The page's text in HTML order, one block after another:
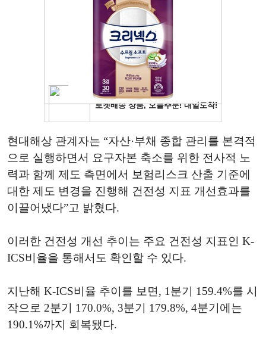
현대해상 관계자는 “자산·부채 종합 관리를 본격적
으로 실행하면서 요구자본 축소를 위한 전사적 노
력과 함께 제도 측면에서 보험리스크 산출 기준에
대한 제도 변경을 진행해 건전성 지표 개선효과를
이끌어냈다”고 밝혔다.
이러한 건전성 개선 추이는 주요 건전성 지표인 K-
ICS비율을 통해서도 확인할 수 있다.
지난해 K-ICS비율 추이를 보면, 1분기 159.4%를 시
작으로 2분기 170.0%, 3분기 179.8%, 4분기에는
190.1%까지 회복됐다.